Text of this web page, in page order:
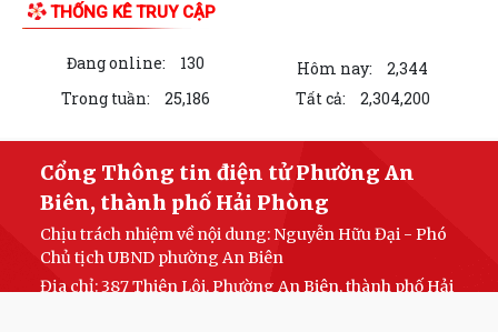
THỐNG KÊ TRUY CẬP
Đang online: 130 Hôm nay:
2,344
Trong tuần:
25,186 Tất cả: 2,304,200
Cổng Thông tin điện tử Phường An
Biên, thành phố Hải Phòng
Chịu trách nhiệm về nội dung: Nguyễn Hữu Đại - Phó
Chủ tịch UBND phường An Biên
Địa chỉ: 387 Thiên Lôi, Phường An Biên, thành phố Hải